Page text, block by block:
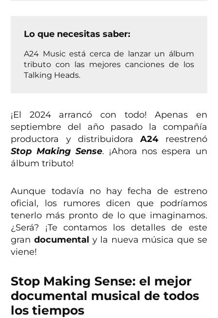
Lo que necesitas saber:
A24 Music está cerca de lanzar un álbum
tributo con las mejores canciones de los
Talking Heads.
¡El 2024 arrancó con todo! Apenas en
septiembre del año pasado la compañía
productora y distribuidoraA24reestrenó
Stop Making Sense. ¡Ahora nos espera un
álbum tributo!
Aunque todavía no hay fecha de estreno
oficial, los rumores dicen que podríamos
tenerlo más pronto de lo que imaginamos.
¿Será? ¡Te contamos los detalles de este
grandocumental y la nueva música que se
viene!
Stop Making Sense: el mejor
documental musical de todos
los tiempos